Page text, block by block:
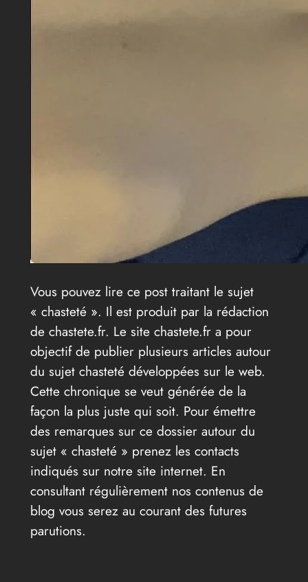
Vous pouvez lire ce post traitant le sujet
« chasteté ». Il est produit par la rédaction
de chastete.fr. Le site chastete.fr a pour
objectif de publier plusieurs articles autour
du sujet chasteté développées sur le web.
Cette chronique se veut générée de la
façon la plus juste qui soit. Pour émettre
des remarques sur ce dossier autour du
sujet « chasteté » prenez les contacts
indiqués sur notre site internet. En
consultant régulièrement nos contenus de
blog vous serez au courant des futures
parutions.